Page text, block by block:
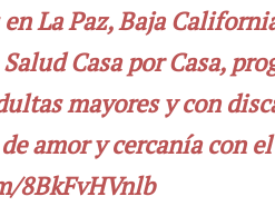
La Paz, Baja
Casa por Casa,
mayores y con
amor y cercanía con
8BkFvHVnlb